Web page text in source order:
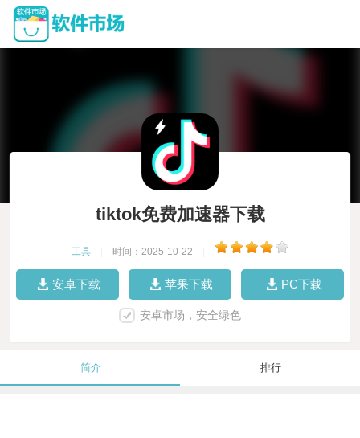
tiktok免费加速器下载
工具 时间：2025-10-22
安卓下载 苹果下载 PC下载
安卓市场，安全绿色
简介 排行